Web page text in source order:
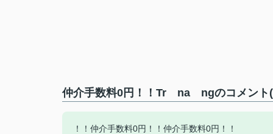
仲介手数料0円！！Tr na ngのコメント(
！！仲介手数料0円！！仲介手数料0円！！